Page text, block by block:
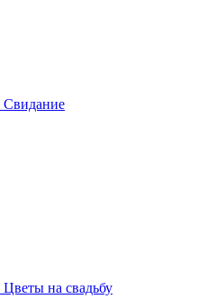
Свидание
Цветы на свадьбу